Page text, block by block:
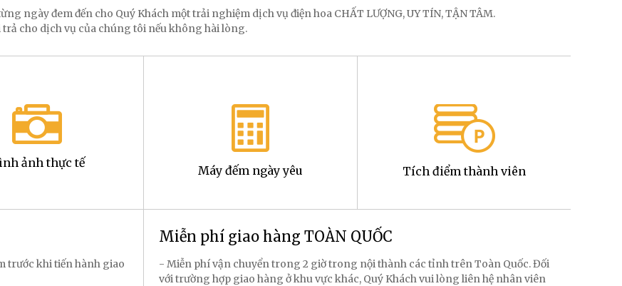
ngày đem đến cho Quý Khách một trải nghiệm dịch vụ điện hoa CHẤT LƯỢNG, UY TÍN, TẬN TÂM.
trả cho dịch vụ của chúng tôi nếu không hài lòng.
ảnh thực tế
Máy đếm ngày yêu Tích điểm thành viên
trước khi tiến hành giao
Miễn phí giao hàng TOÀN QUỐC
- Miễn phí vận chuyển trong 2 giờ trong nội thành các tỉnh trên Toàn Quốc. Đối
với trường hợp giao hàng ở khu vực khác, Quý Khách vui lòng liên hệ nhân viên